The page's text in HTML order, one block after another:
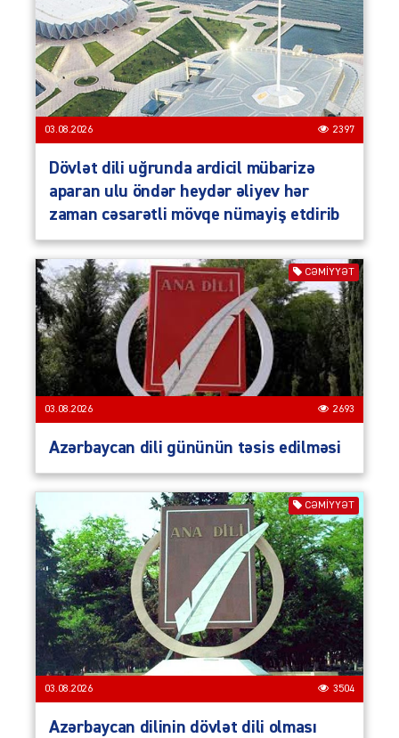
03.08.2026 2397
Dövlət dili uğrunda ardicil mübarizə
aparan ulu öndər heydər əliyev hər
zaman cəsarətli mövqe nümayiş etdirib
CƏMIYYƏT
03.08.2026 2693
Azərbaycan dili gününün təsis edilməsi
CƏMIYYƏT
03.08.2026 3504
Azərbaycan dilinin dövlət dili olması